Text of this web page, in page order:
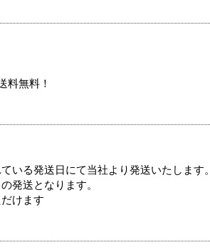
料無料！
いる発送日にて当社より発送いたします。
発送となります。
けます